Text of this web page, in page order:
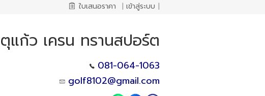
ใบเสนอราคา | เข้าสู่ระบบ |
แก้ว เครน ทรานสปอร์ต
081-064-1063
golf8102@gmail.com